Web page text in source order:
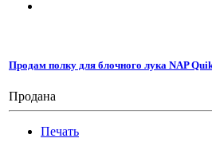
Продам полку для блочного лука NAP
Продана
Печать